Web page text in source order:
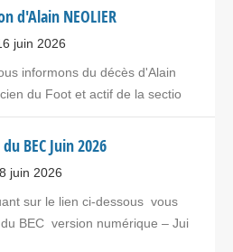
d'Alain NEOLIER
juin 2026
informons du décès d'Alain
du Foot et actif de la sectio
BEC Juin 2026
8 juin 2026
sur le lien ci-dessous vous
BEC version numérique – Jui